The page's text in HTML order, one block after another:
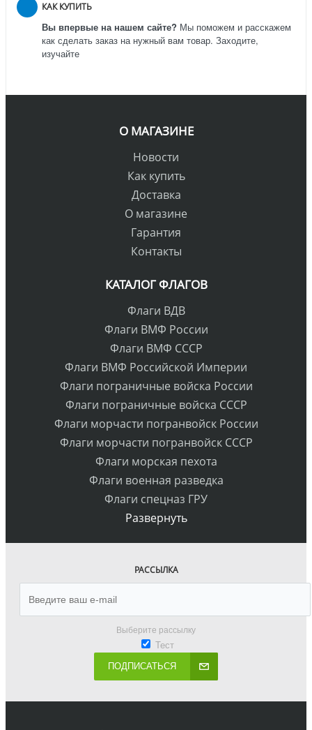
КАК КУПИТЬ
Вы впервые на нашем сайте? Мы поможем и расскажем
как сделать заказ на нужный вам товар. Заходите,
изучайте
О МАГАЗИНЕ
Новости
Как купить
Доставка
О магазине
Гарантия
Контакты
КАТАЛОГ ФЛАГОВ
Флаги ВДВ
Флаги ВМФ России
Флаги ВМФ СССР
Флаги ВМФ Российской Империи
Флаги пограничные войска России
Флаги пограничные войска СССР
Флаги морчасти погранвойск России
Флаги морчасти погранвойск СССР
Флаги морская пехота
Флаги военная разведка
Флаги спецназ ГРУ
Развернуть
РАССЫЛКА
Выберите рассылку
Тест
ПОДПИСАТЬСЯ